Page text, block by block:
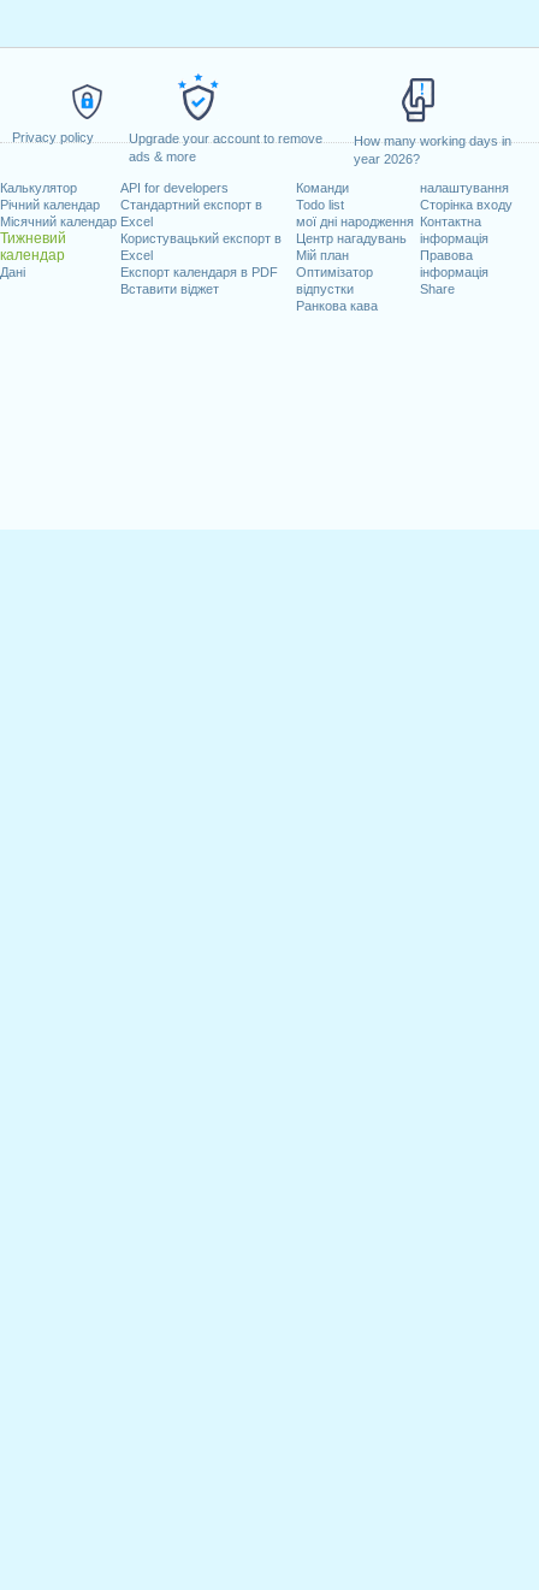
Privacy policy
Upgrade your account to remove
ads & more
How many working days in
year 2026?
Калькулятор
Річний календар
Місячний календар
Тижневий
календар
Дані
API for developers
Стандартний експорт в
Excel
Користувацький експорт в
Excel
Експорт календаря в PDF
Вставити віджет
Команди
Todo list
мої дні народження
Центр нагадувань
Мій план
Оптимізатор
відпустки
Ранкова кава
налаштування
Сторінка входу
Контактна
інформація
Правова
інформація
Share